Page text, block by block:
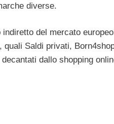
diverse.
del mercato
Saldi privati,
dallo shopping